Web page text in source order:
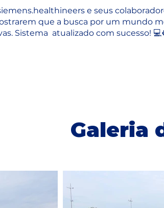
e seus
que a busca por um mundo
Sistema atualizado com sucesso!
Galeria